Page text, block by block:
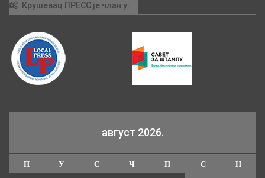
Крушевац ПРЕСС је члан у:
август 2026.
П У С Ч П С
Н